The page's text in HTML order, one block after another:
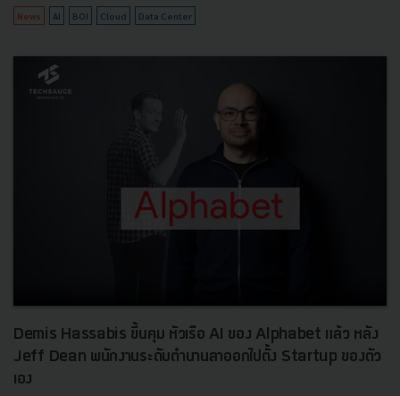
News AI BOI Cloud Data Center
Demis Hassabis ขึ้นคุม หัวเรือ AI ของ Alphabet แล้ว หลัง
Jeff Dean พนักงานระดับตำนานลาออกไปตั้ง Startup ของตัว
เอง